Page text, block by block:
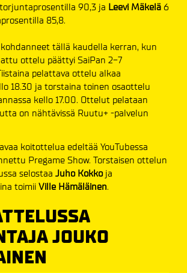
90,3 ja Leevi Mäkelä 6
85,8.
tällä kaudella kerran, kun
ottelu päättyi SaiPan 2-7
pelattava ottelu alkaa
18.30 ja torstaina toinen osaottelu
kello 17.00. Ottelut pelataan
on nähtävissä Ruutu+ -palvelun
koitottelua edeltää YouTubessa
Pregame Show. Torstaisen ottelun
selostaa Juho Kokkoja
toimii Ville Hämäläinen.
JOUKO